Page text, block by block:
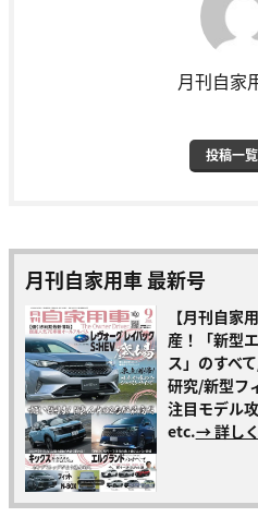
月刊自家
投稿一
月刊自家用車 最新号
【月刊自家
産！「新型
ス」のすべ
研究/新型フ
注目モデル
etc.→ 詳し